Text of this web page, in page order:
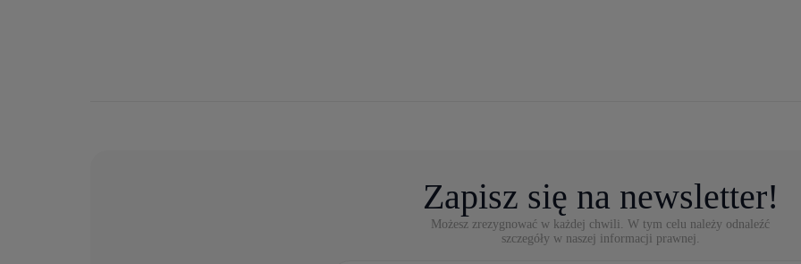
Zapisz się na newsletter!
Możesz zrezygnować w każdej chwili. W tym celu należy odnaleźć
szczegóły w naszej informacji prawnej.